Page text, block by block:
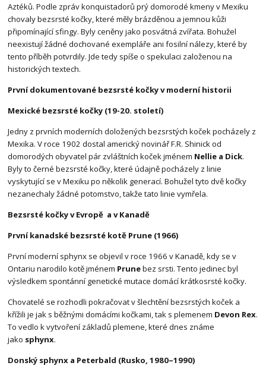
Aztéků. Podle zpráv konquistadorů prý domorodé kmeny v Mexiku
chovaly bezsrsté kočky, které měly brázděnou a jemnou kůži
připomínající sfingy. Byly ceněny jako posvátná zvířata. Bohužel
neexistují žádné dochované exempláře ani fosilní nálezy, které by
tento příběh potvrdily. Jde tedy spíše o spekulaci založenou na
historických textech.
První dokumentované bezsrsté kočky v moderní historii
Mexické bezsrsté kočky (19-20. století)
Jedny z prvních moderních doložených bezsrstých koček pocházely z
Mexika. V roce 1902 dostal americký novinář F.R. Shinick od
domorodých obyvatel pár zvláštních koček jménem Nellie a Dick.
Byly to černé bezsrsté kočky, které údajně pocházely z linie
vyskytující se v Mexiku po několik generací. Bohužel tyto dvě kočky
nezanechaly žádné potomstvo, takže tato linie vymřela.
Bezsrsté kočky v Evropě a v Kanadě
První kanadské bezsrsté kotě Prune (1966)
První moderní sphynx se objevil v roce 1966 v Kanadě, kdy se v
Ontariu narodilo kotě jménem Prunebez srsti. Tento jedinec byl
výsledkem spontánní genetické mutace domácí krátkosrsté kočky.
Chovatelé se rozhodli pokračovat v šlechtění bezsrstých koček a
křížili je jak s běžnými domácími kočkami, tak s plemenem Devon Rex.
To vedlo k vytvoření základů plemene, které dnes známe
jako sphynx.
Donský sphynx a Peterbald (Rusko, 1980–1990)